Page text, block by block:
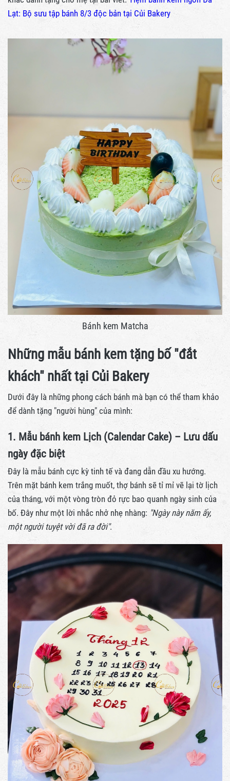
Lạt: Bộ sưu tập bánh 8/3 độc bản tại Củi Bakery
Bánh kem Matcha
Những mẫu bánh kem tặng bố "đắt
khách" nhất tại Củi Bakery
Dưới đây là những phong cách bánh mà bạn có thể tham khảo
để dành tặng "người hùng" của mình:
1. Mẫu bánh kem Lịch (Calendar Cake) – Lưu dấu
ngày đặc biệt
Đây là mẫu bánh cực kỳ tinh tế và đang dẫn đầu xu hướng.
Trên mặt bánh kem trắng muốt, thợ bánh sẽ tỉ mỉ vẽ lại tờ lịch
của tháng, với một vòng tròn đỏ rực bao quanh ngày sinh của
bố. Đây như một lời nhắc nhở nhẹ nhàng: "Ngày này năm ấy,
một người tuyệt vời đã ra đời".